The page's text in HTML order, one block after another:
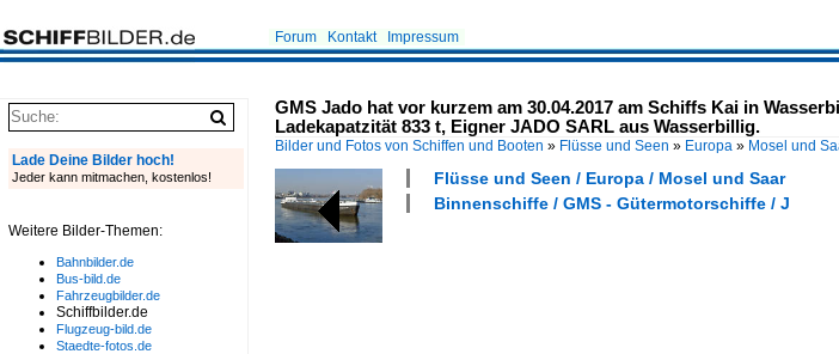
Forum Kontakt Impressum
GMS Jado hat vor kurzem am 30.04.2017 am Schiffs Kai in
Ladekapatzität 833 t, Eigner JADO SARL aus Wasserbillig.
Bilder und Fotos von Schiffen und Booten » Flüsse und Seen » Europa » Mosel und
Flüsse und Seen / Europa / Mosel und Saar
Binnenschiffe / GMS - Gütermotorschiffe / J
Lade Deine Bilder hoch!
Jeder kann mitmachen, kostenlos!
Weitere Bilder-Themen:
Bahnbilder.de
Bus-bild.de
Fahrzeugbilder.de
Schiffbilder.de
Flugzeug-bild.de
Staedte-fotos.de